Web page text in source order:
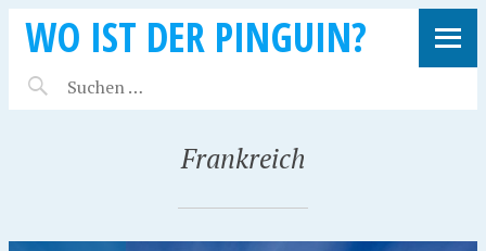
WO IST DER PINGUIN?
Frankreich